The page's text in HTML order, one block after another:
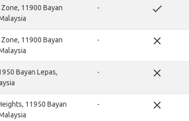
11900 Bayan
- done
11900 Bayan
- close
Bayan Lepas,
- close
11950 Bayan
- close